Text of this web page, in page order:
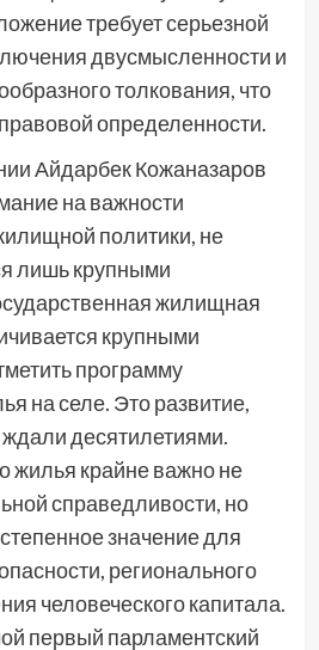
требует серьезной
двусмысленности и
толкования, что
определенности.
Айдарбек Кожаназаров
на важности
политики, не
лишь крупными
жилищная
крупными
программу
на селе. Это развитие,
ждали десятилетиями.
жилья крайне важно не
справедливости, но
значение для
регионального
человеческого капитала.
первый парламентский